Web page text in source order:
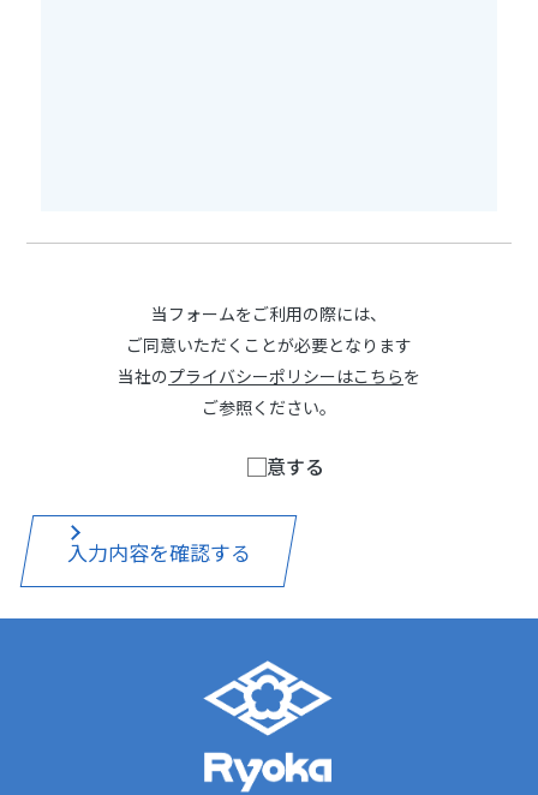
当フォームをご利用の際には、
ご同意いただくことが必要となります
当社のプライバシーポリシーはこちらを
ご参照ください。
同意する
入力内容を確認する